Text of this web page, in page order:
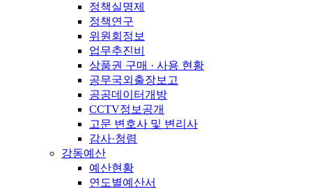
정책실명제
정책연구
위원회정보
업무추진비
상품권 구매 · 사용 현황
공무국외출장보고
공공데이터개방
CCTV정보공개
고문 변호사 및 변리사
감사·청렴
강동예산
예산현황
연도별예산서